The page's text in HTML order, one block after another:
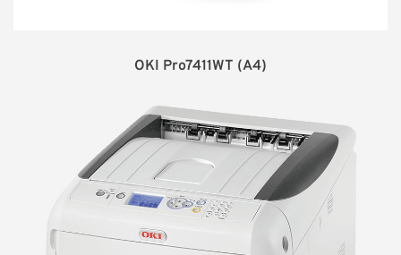
OKI Pro7411WT (A4)